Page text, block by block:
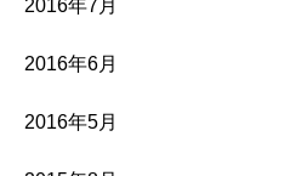
2016年7月
2016年6月
2016年5月